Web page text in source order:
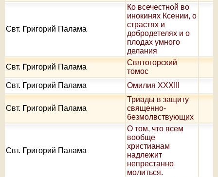
Свт. Григорий Палама
Ко всечестной во
инокинях Ксении, о
страстях и
добродетелях и о
плодах умного
делания
Свт. Григорий Палама
Святогорский
томос
Свт. Григорий Палама Омилия XXXIII
Свт. Григорий Палама
Триады в защиту
священно-
безмолвствующих
Свт. Григорий Палама
О том, что всем
вообще
христианам
надлежит
непрестанно
молиться.